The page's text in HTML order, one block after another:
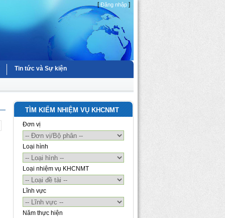
[Đăng nhập ]
Tin tức và Sự kiện
TÌM KIẾM NHIỆM VỤ KHCNMT
Đơn vị
Loại hình
Loại nhiệm vụ KHCNMT
Lĩnh vực
Năm thực hiện